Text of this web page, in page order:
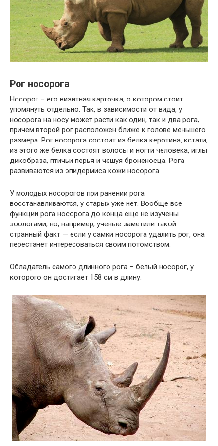
Рог носорога
Носорог – его визитная карточка, о котором стоит
упомянуть отдельно. Так, в зависимости от вида, у
носорога на носу может расти как один, так и два рога,
причем второй рог расположен ближе к голове меньшего
размера. Рог носорога состоит из белка керотина, кстати,
из этого же белка состоят волосы и ногти человека, иглы
дикобраза, птичьи перья и чешуя броненосца. Рога
развиваются из эпидермиса кожи носорога.
У молодых носорогов при ранении рога
восстанавливаются, у старых уже нет. Вообще все
функции рога носорога до конца еще не изучены
зоологами, но, например, ученые заметили такой
странный факт — если у самки носорога удалить рог, она
перестанет интересоваться своим потомством.
Обладатель самого длинного рога – белый носорог, у
которого он достигает 158 см в длину.